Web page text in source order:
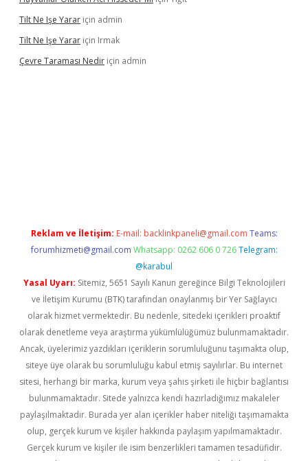
Tilt Ne Işe Yarar için admin
Tilt Ne Işe Yarar için Irmak
Çevre Taraması Nedir için admin
Reklam ve İletişim: E-mail: backlinkpaneli@gmail.com Teams:
forumhizmeti@gmail.com Whatsapp: 0262 606 0 726 Telegram:
@karabul
Yasal Uyarı: Sitemiz, 5651 Sayılı Kanun gereğince Bilgi Teknolojileri
ve İletişim Kurumu (BTK) tarafından onaylanmış bir Yer Sağlayıcı
olarak hizmet vermektedir. Bu nedenle, sitedeki içerikleri proaktif
olarak denetleme veya araştırma yükümlülüğümüz bulunmamaktadır.
Ancak, üyelerimiz yazdıkları içeriklerin sorumluluğunu taşımakta olup,
siteye üye olarak bu sorumluluğu kabul etmiş sayılırlar. Bu internet
sitesi, herhangi bir marka, kurum veya şahıs şirketi ile hiçbir bağlantısı
bulunmamaktadır. Sitede yalnızca kendi hazırladığımız makaleler
paylaşılmaktadır. Burada yer alan içerikler haber niteliği taşımamakta
olup, gerçek kurum ve kişiler hakkında paylaşım yapılmamaktadır.
Gerçek kurum ve kişiler ile isim benzerlikleri tamamen tesadüfidir.